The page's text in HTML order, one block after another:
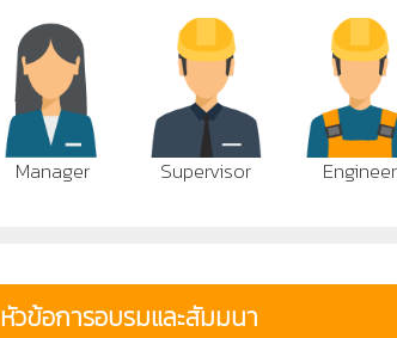
Manager Supervisor Engineer
หัวข้อการอบรมและสัมมนา